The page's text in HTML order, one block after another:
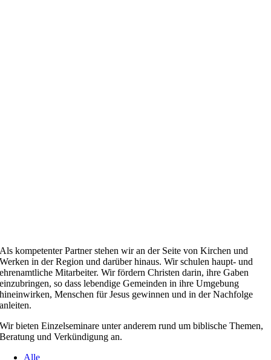
Als kompetenter Partner stehen wir an der Seite von Kirchen und
Werken in der Region und darüber hinaus. Wir schulen haupt- und
ehrenamtliche Mitarbeiter. Wir fördern Christen darin, ihre Gaben
einzubringen, so dass lebendige Gemeinden in ihre Umgebung
hineinwirken, Menschen für Jesus gewinnen und in der Nachfolge
anleiten.
Wir bieten Einzelseminare unter anderem rund um biblische Themen,
Beratung und Verkündigung an.
Alle